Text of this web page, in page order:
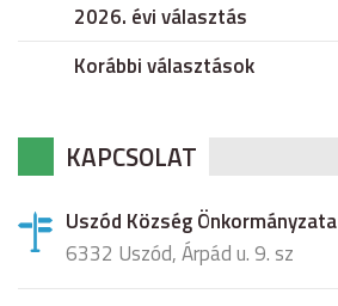
2026. évi választás
Korábbi választások
KAPCSOLAT
Uszód Község Önkormányzata
6332 Uszód, Árpád u. 9. sz